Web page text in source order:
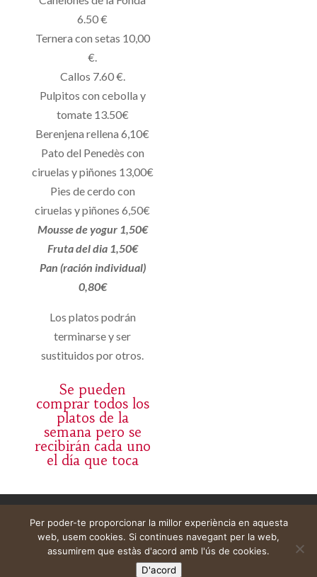
6.50 €
Ternera con setas 10,00
€.
Callos 7.60 €.
Pulpitos con cebolla y
tomate 13.50€
Berenjena rellena 6,10€
Pato del Penedès con
ciruelas y piñones 13,00€
Pies de cerdo con
ciruelas y piñones 6,50€
Mousse de yogur 1,50€
Fruta del dia 1,50€
Pan (ración individual)
0,80€
Los platos podrán
terminarse y ser
sustituidos por otros.
Se pueden
comprar todos los
platos de la
semana pero se
recibirán cada uno
el día que toca
Web construïda perDeMomentSomTres
Per poder-te proporcionar la millor experiència en aquesta
web, usem cookies. Si continues navegant per la web,
assumirem que estàs d'acord amb l'ús de cookies.
D'acord